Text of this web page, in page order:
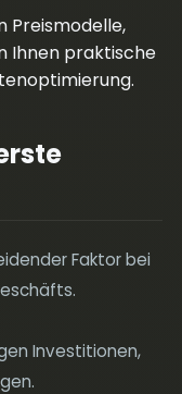
Preismodelle,
Ihnen praktische
Faktor bei
Investitionen,